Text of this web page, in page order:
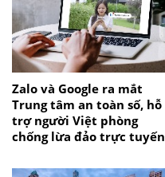
Zalo và Google ra mắt
Trung tâm an toàn số, hỗ
trợ người Việt phòng
chống lừa đảo trực tuyến